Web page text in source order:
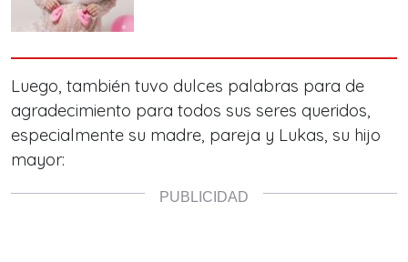
Luego, también tuvo dulces palabras para de
agradecimiento para todos sus seres queridos,
especialmente su madre, pareja y Lukas, su hijo
mayor: